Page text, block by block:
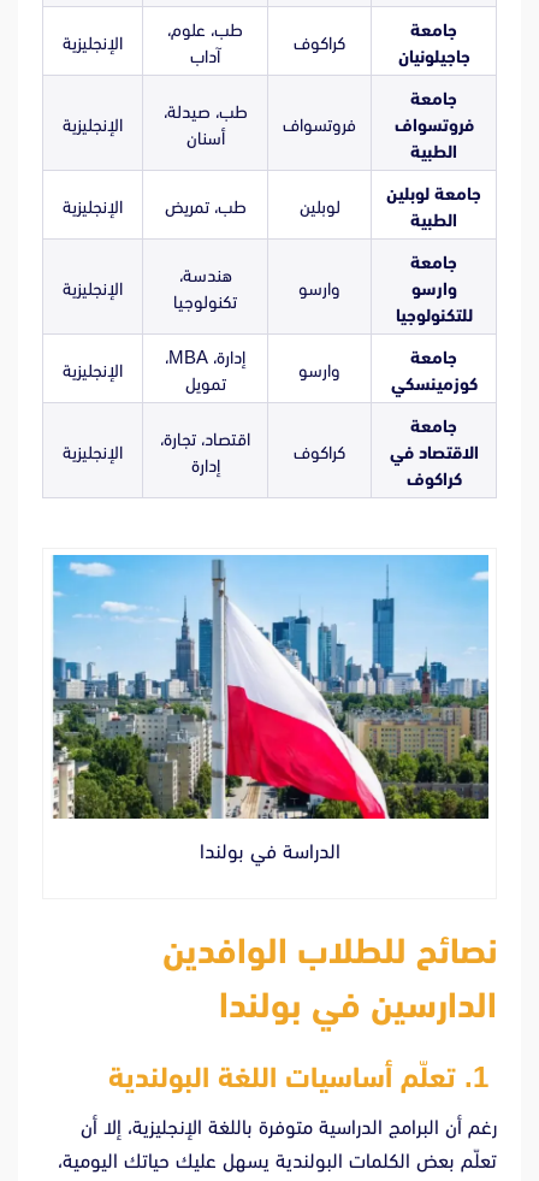
جامعة
جاجيلونيان
كراكوف
طب، علوم،
آداب
الإنجليزية
جامعة
فروتسواف
الطبية
فروتسواف
طب، صيدلة،
أسنان
الإنجليزية
جامعة لوبلين
الطبية
لوبلين طب، تمريض الإنجليزية
جامعة
وارسو
للتكنولوجيا
وارسو
هندسة،
تكنولوجيا
الإنجليزية
جامعة
كوزمينسكي
وارسو
إدارة، MBA،
تمويل
الإنجليزية
جامعة
الاقتصاد في
كراكوف
كراكوف
اقتصاد، تجارة،
إدارة
الإنجليزية
الدراسة في بولندا
نصائح للطلاب الوافدين
الدارسين في بولندا
رغم أن البرامج الدراسية متوفرة باللغة الإنجليزية، إلا أن
تعلّم بعض الكلمات البولندية يسهل عليك حياتك اليومية،